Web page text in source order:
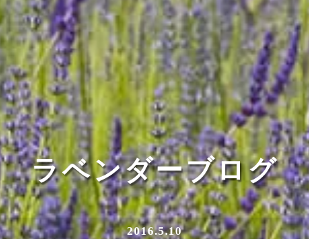
ラベンダーブログ
2016.5.10